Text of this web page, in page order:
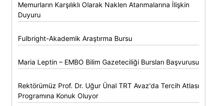
Memurların Karşılıklı Olarak Naklen Atanmalarına İlişkin
Duyuru
Fulbright-Akademik Araştırma Bursu
Maria Leptin – EMBO Bilim Gazeteciliği Bursları Başvurusu
Rektörümüz Prof. Dr. Uğur Ünal TRT Avaz'da Tercih Atlası
Programına Konuk Oluyor